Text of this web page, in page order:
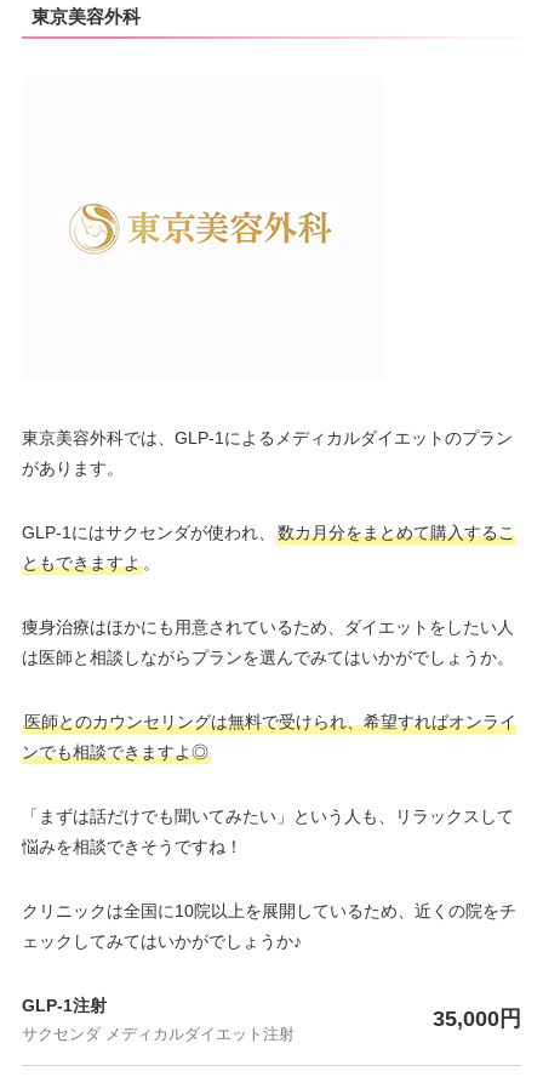
東京美容外科
東京美容外科では、GLP-1によるメディカルダイエットのプラン
があります。
GLP-1にはサクセンダが使われ、
数カ月分をまとめて購入するこ
ともできますよ。
痩身治療はほかにも用意されているため、ダイエットをしたい人
は医師と相談しながらプランを選んでみてはいかがでしょうか。
医師とのカウンセリングは無料で受けられ、希望すればオンライ
ンでも相談できますよ◎
「まずは話だけでも聞いてみたい」という人も、リラックスして
悩みを相談できそうですね！
クリニックは全国に10院以上を展開しているため、近くの院をチ
ェックしてみてはいかがでしょうか♪
GLP-1注射
サクセンダ メディカルダイエット注射
35,000円